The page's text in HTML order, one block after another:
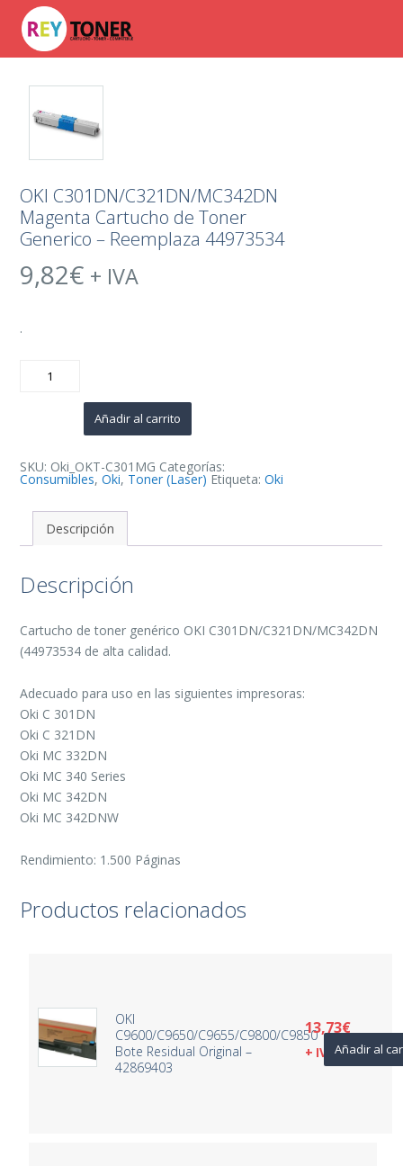
OKI C301DN/C321DN/MC342DN
Magenta Cartucho de Toner
Generico – Reemplaza 44973534
9,82€ + IVA
.
C301DN/C321DN/MC342DN
Reemplaza
44973534
Añadir al carrito
SKU: Oki_OKT-C301MG Categorías:
Consumibles,Oki, Toner (Laser) Etiqueta:Oki
Descripción
Descripción
Cartucho de toner genérico OKI C301DN/C321DN/MC342DN
(44973534 de alta calidad.
Adecuado para uso en las siguientes impresoras:
Oki C 301DN
Oki C 321DN
Oki MC 332DN
Oki MC 340 Series
Oki MC 342DN
Oki MC 342DNW
Rendimiento: 1.500 Páginas
Productos relacionados
OKI
C9600/C9650/C9655/C9800/C9850
Bote Residual Original –
42869403
13,73€
+ IVAAñadir al